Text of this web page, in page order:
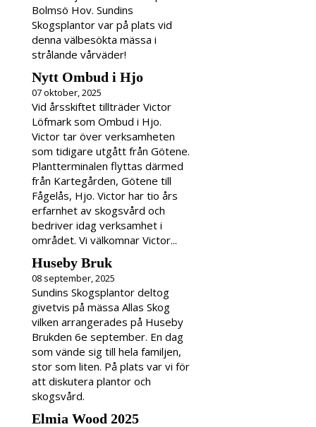
Bolmsö Hov. Sundins
Skogsplantor var på plats vid
denna välbesökta mässa i
strålande vårväder!
Nytt Ombud i Hjo
07 oktober, 2025
Vid årsskiftet tillträder Victor
Löfmark som Ombud i Hjo.
Victor tar över verksamheten
som tidigare utgått från Götene.
Plantterminalen flyttas därmed
från Kartegården, Götene till
Fågelås, Hjo. Victor har tio års
erfarnhet av skogsvård och
bedriver idag verksamhet i
området. Vi välkomnar Victor...
Huseby Bruk
08 september, 2025
Sundins Skogsplantor deltog
givetvis på mässa Allas Skog
vilken arrangerades på Huseby
Brukden 6e september. En dag
som vände sig till hela familjen,
stor som liten. På plats var vi för
att diskutera plantor och
skogsvård.
Elmia Wood 2025